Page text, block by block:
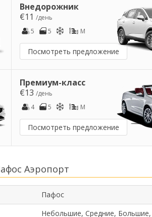
Внедорожник
€11/день
5
5 M
Посмотреть предложение
Премиум-класс
€13/день
4
5 M
Посмотреть предложение
Аэропорт
Пафос
Небольшие, Средние,